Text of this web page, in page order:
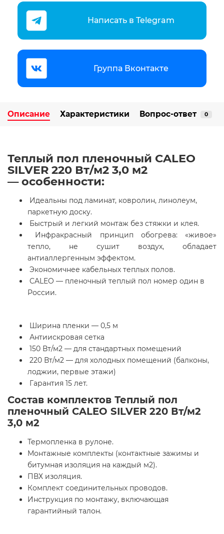
Написать в Telegram
Группа Вконтакте
Описание Характеристики Вопрос-ответ 0
Теплый пол пленочный CALEO
SILVER 220 Вт/м2 3,0 м2
— особенности:
Идеальны под ламинат, ковролин, линолеум,
паркетную доску.
Быстрый и легкий монтаж без стяжки и клея.
Инфракрасный принцип обогрева: «живое»
тепло, не сушит воздух, обладает
антиаллергенным эффектом.
Экономичнее кабельных теплых полов.
CALEO — пленочный теплый пол номер один в
России.
Ширина пленки — 0,5 м
Антиискровая сетка
150 Вт/м2 — для стандартных помещений
220 Вт/м2 — для холодных помещений (балконы,
лоджии, первые этажи)
Гарантия 15 лет.
Состав комплектов Теплый пол
пленочный CALEO SILVER 220 Вт/м2
3,0 м2
Термопленка в рулоне.
Монтажные комплекты (контактные зажимы и
битумная изоляция на каждый м2).
ПВХ изоляция.
Комплект соединительных проводов.
Инструкция по монтажу, включающая
гарантийный талон.